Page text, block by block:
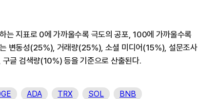
는 지표로 0에 가까울수록 극도의 공포, 100에 가까울수록
변동성(25%), 거래량(25%), 소셜 미디어(15%), 설문조사
글 검색량(10%) 등을 기준으로 산출된다.
ADA TRX SOL BNB